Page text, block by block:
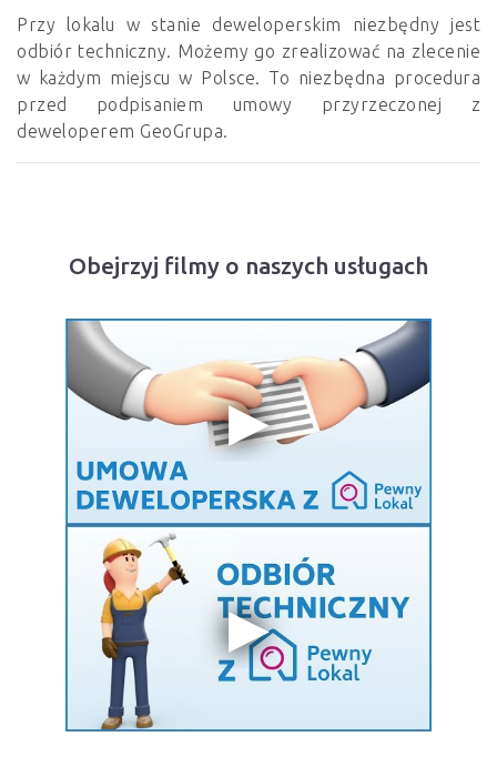
Przy lokalu w stanie deweloperskim niezbędny jest
odbiór techniczny. Możemy go zrealizować na zlecenie
w każdym miejscu w Polsce. To niezbędna procedura
przed podpisaniem umowy przyrzeczonej z
deweloperem GeoGrupa.
Obejrzyj filmy o naszych usługach